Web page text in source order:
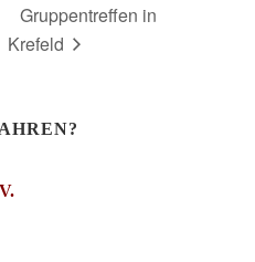
Gruppentreffen in
Krefeld